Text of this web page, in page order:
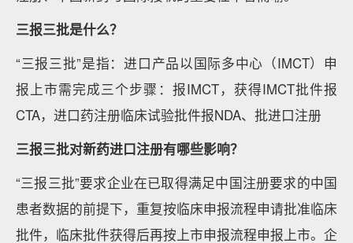
三报三批是什么？
“三报三批”是指：进口产品以国际多中心（IMCT）申
报上市需完成三个步骤：报IMCT，获得IMCT批件报
CTA，进口药注册临床试验批件报NDA、批进口注册
三报三批对新药进口注册有哪些影响？
“三报三批”要求企业在已取得满足中国注册要求的中国
患者数据的前提下，重复按临床申报流程申请批准临床
批件，临床批件获得后再按上市申报流程申报上市。企